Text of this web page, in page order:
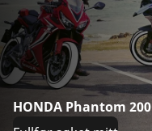
HONDA Phantom 200